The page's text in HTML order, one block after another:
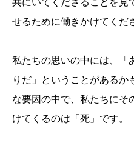
せるために働きかけてくだ
私たちの思いの中には、「
りだ」ということがあるか
な要因の中で、私たちにそ
けてくるのは「死」です。